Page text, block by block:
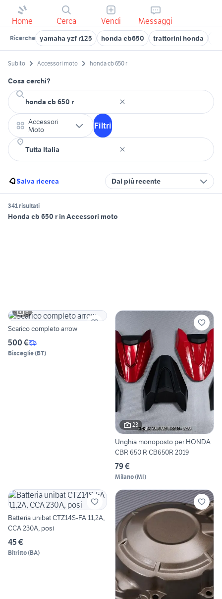
Home Cerca Vendi Messaggi
Ricerche yamaha yzf r125 honda cb650 trattorini honda
Subito Accessori moto honda cb 650 r
Cosa cerchi?
Accessori
Moto
Filtri
Salva ricerca Dal più recente
341 risultati
Honda cb 650 r in Accessori moto
6
Scarico completo arrow
500 €
Bisceglie(BT)
23
Unghia monoposto per HONDA
CBR 650 R CB650R 2019
79 €
Milano(MI)
Batteria unibat CTZ14S-FA 11,2A,
CCA 230A, posi
45 €
Bitritto(BA)